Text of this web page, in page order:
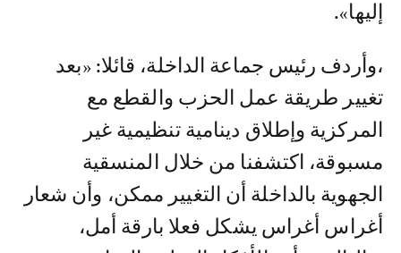
إليها».
،وأردف رئيس جماعة الداخلة، قائلا: «بعد
تغيير طريقة عمل الحزب والقطع مع
المركزية وإطلاق دينامية تنظيمية غير
مسبوقة، اكتشفنا من خلال المنسقية
الجهوية بالداخلة أن التغيير ممكن، وأن شعار
أغراس أغراس يشكل فعلا بارقة أمل،